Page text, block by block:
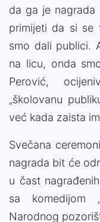
da ga je nagrada
primijeti da si se
smo dali publici.
na licu, onda
Perović,
„školovanu
već kada zaista
Svečana
nagrada bit će
u čast
sa komedijom
Narodnog